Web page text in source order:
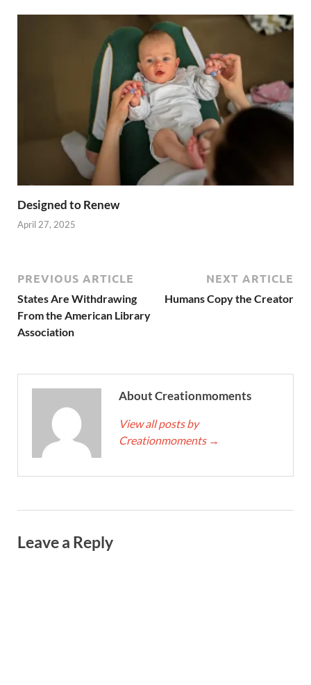
Designed to Renew
April 27, 2025
PREVIOUS ARTICLE
States Are Withdrawing
From the American Library
Association
NEXT ARTICLE
Humans Copy the Creator
About Creationmoments
View all posts by
Creationmoments →
Leave a Reply